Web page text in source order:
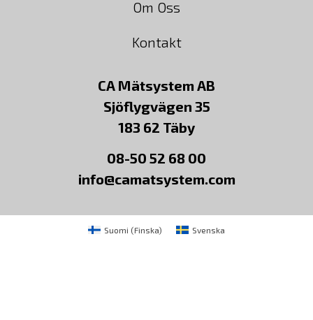
Om Oss
Kontakt
CA Mätsystem AB
Sjöflygvägen 35
183 62 Täby
08-50 52 68 00
info@camatsystem.com
Suomi (Finska) Svenska